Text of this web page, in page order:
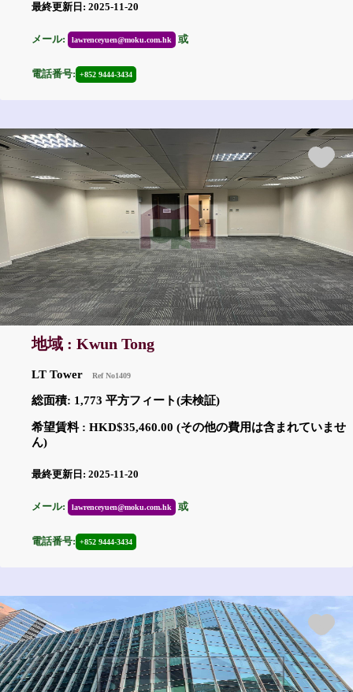
最終更新日: 2025-11-20
メール: lawrenceyuen@moku.com.hk 或
電話番号: +852 9444-3434
地域 : Kwun Tong
LT Tower Ref No1409
総面積: 1,773 平方フィート(未検証)
希望賃料 : HKD$35,460.00 (その他の費用は含まれていませ
ん)
最終更新日: 2025-11-20
メール: lawrenceyuen@moku.com.hk 或
電話番号: +852 9444-3434